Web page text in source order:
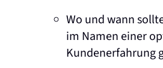
Wo und wann
im Namen einer
Kundenerfahrung